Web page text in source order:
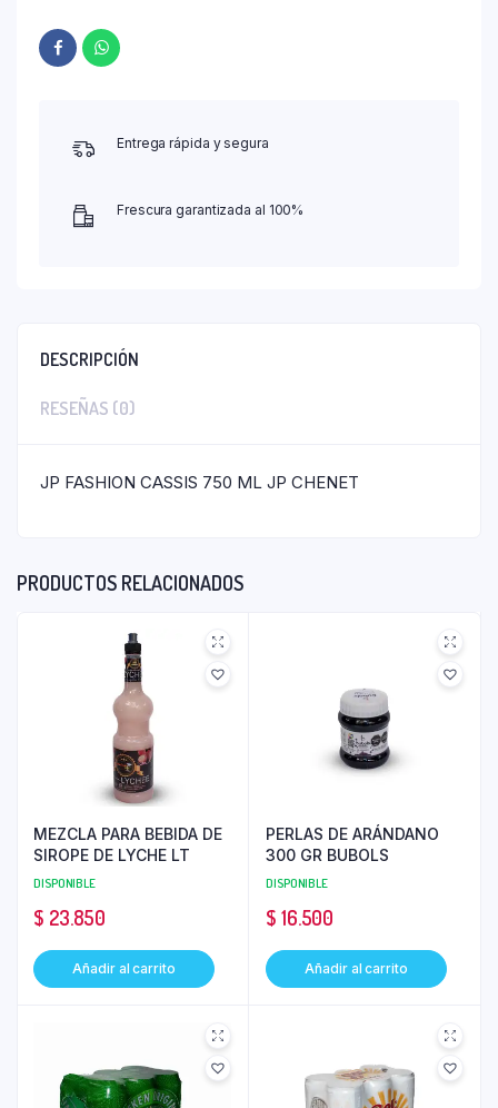
Entrega rápida y segura
Frescura garantizada al 100%
DESCRIPCIÓN
RESEÑAS (0)
JP FASHION CASSIS 750 ML JP CHENET
PRODUCTOS RELACIONADOS
MEZCLA PARA BEBIDA DE
SIROPE DE LYCHE LT
DISPONIBLE
$ 23.850
Añadir al carrito
PERLAS DE ARÁNDANO
300 GR BUBOLS
DISPONIBLE
$ 16.500
Añadir al carrito